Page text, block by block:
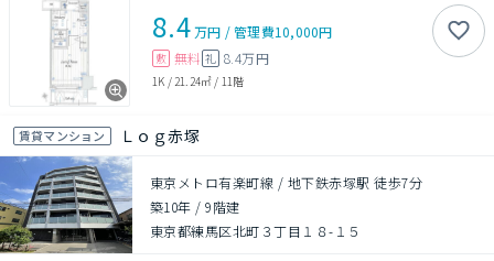
8.4万円 /管理費10,000円
敷 無料 礼 8.4万円
1K / 21.24㎡ / 11階
賃貸マンション Ｌｏｇ赤塚
東京メトロ有楽町線 / 地下鉄赤塚駅 徒歩7分
築10年 /9階建
東京都練馬区北町３丁目１８-１５